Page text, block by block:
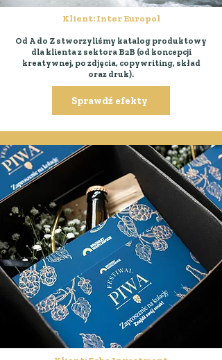
Klient: Inter Europol
Od A do Z stworzyliśmy katalog produktowy
dla klienta z sektora B2B (od koncepcji
kreatywnej, po zdjęcia, copywriting, skład
oraz druk).
Sprawdź efekty